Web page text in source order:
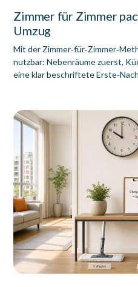
Zimmer für Zimmer
Umzug
Mit der
nutzbar: Nebenräume zuerst,
eine klar beschriftete